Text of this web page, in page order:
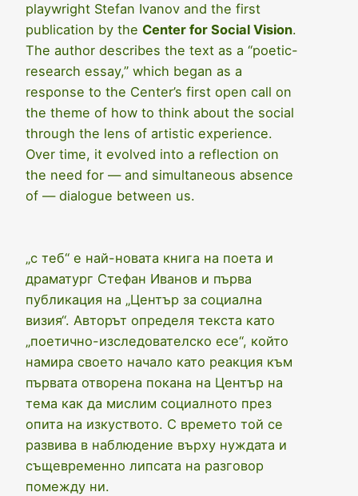
playwright Stefan Ivanov and the first
publication by the Center for Social Vision.
The author describes the text as a “poetic-
research essay,” which began as a
response to the Center’s first open call on
the theme of how to think about the social
through the lens of artistic experience.
Over time, it evolved into a reflection on
the need for — and simultaneous absence
of — dialogue between us.
„с теб“ е най-новата книга на поета и
драматург Стефан Иванов и първа
публикация на „Център за социална
визия“. Авторът определя текста като
„поетично-изследователско есе“, който
намира своето начало като реакция към
първата отворена покана на Център на
тема как да мислим социалното през
опита на изкуството. С времето той се
развива в наблюдение върху нуждата и
същевременно липсата на разговор
помежду ни.